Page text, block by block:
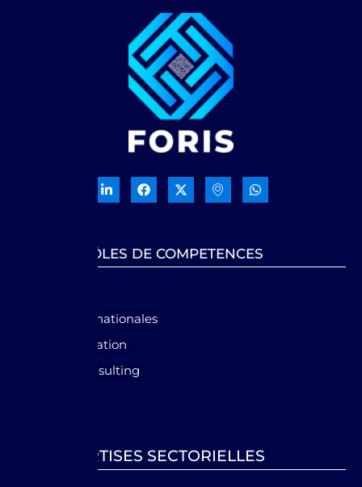
NOS PÔLES DE COMPETENCES
Normes internationales
Audit & évaluation
Financial Consulting
EXPERTISES SECTORIELLES